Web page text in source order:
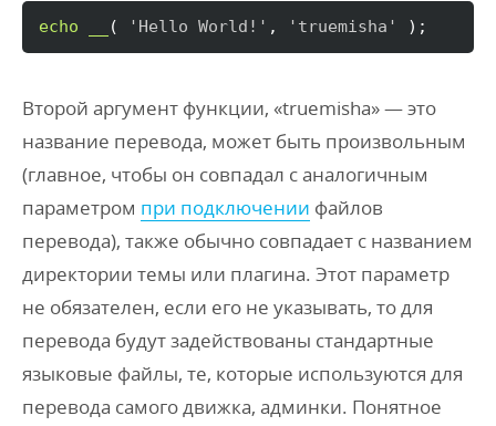
echo ( 'Hello World!' , 'truemisha' ) ;
Второй аргумент функции, «truemisha» — это
название перевода, может быть произвольным
(главное, чтобы он совпадал с аналогичным
параметром при подключении файлов
перевода), также обычно совпадает с названием
директории темы или плагина. Этот параметр
не обязателен, если его не указывать, то для
перевода будут задействованы стандартные
языковые файлы, те, которые используются для
перевода самого движка, админки. Понятное